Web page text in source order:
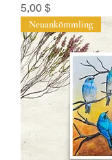
Preis
5,00 $
Neuankömmling